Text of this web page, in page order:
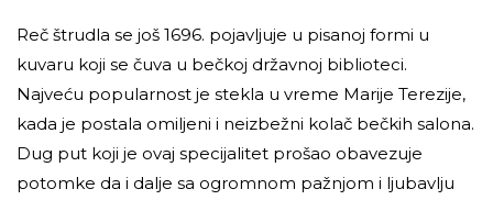
Reč štrudla se još 1696. pojavljuje u pisanoj formi u
kuvaru koji se čuva u bečkoj državnoj biblioteci.
Najveću popularnost je stekla u vreme Marije Terezije,
kada je postala omiljeni i neizbežni kolač bečkih salona.
Dug put koji je ovaj specijalitet prošao obavezuje
potomke da i dalje sa ogromnom pažnjom i ljubavlju